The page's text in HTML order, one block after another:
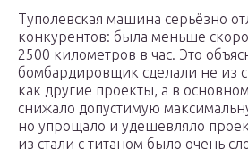
Туполевская машина серьёзно
конкурентов: была меньше
2500 километров в час. Это
бомбардировщик сделали не из
как другие проекты, а в
снижало допустимую
но упрощало и удешевляло
из стали с титаном было очень